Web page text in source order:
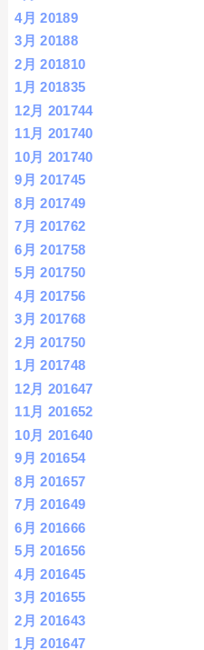
4月 20189
3月 20188
2月 201810
1月 201835
12月 201744
11月 201740
10月 201740
9月 201745
8月 201749
7月 201762
6月 201758
5月 201750
4月 201756
3月 201768
2月 201750
1月 201748
12月 201647
11月 201652
10月 201640
9月 201654
8月 201657
7月 201649
6月 201666
5月 201656
4月 201645
3月 201655
2月 201643
1月 201647